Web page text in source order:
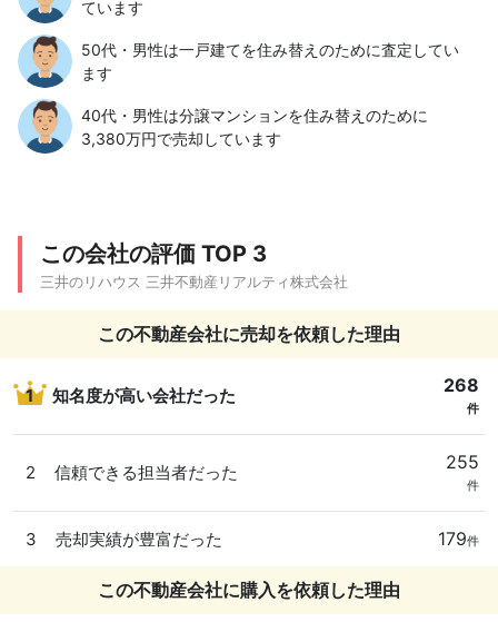
ています
50代・男性は一戸建てを住み替えのために査定してい
ます
40代・男性は分譲マンションを住み替えのために
3,380万円で売却しています
この会社の評価 TOP 3
三井のリハウス 三井不動産リアルティ株式会社
この不動産会社に売却を依頼した理由
1 知名度が高い会社だった 268
件
2 信頼できる担当者だった 255
件
3 売却実績が豊富だった 179件
この不動産会社に購入を依頼した理由